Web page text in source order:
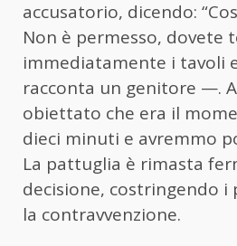
accusatorio, dicendo:
Non è permesso, dovete
immediatamente i tavoli
racconta un genitore —.
obiettato che era il
dieci minuti e avremmo
La pattuglia è rimasta
decisione, costringendo i
la contravvenzione.